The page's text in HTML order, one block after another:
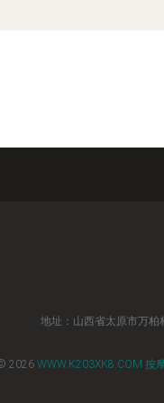
地址：山西省太原市万柏
2026 WWW.K203XK8.COM 按